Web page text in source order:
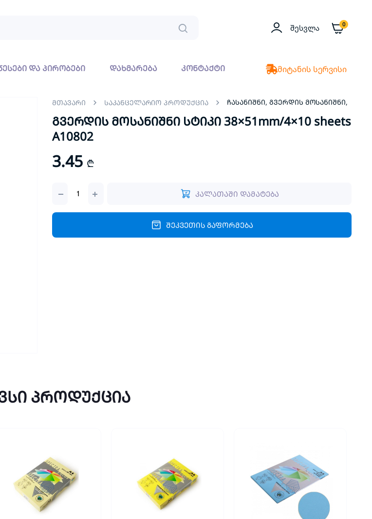
Შესვლა 0
და პირობები დახმარება კონტაქტი მიტანის სერვისი
მთავარი საკანცელარიო პროდუქცია ჩასანიშნი, გვერდის მოსანიშნი,
გვერდის მოსანიშნი სტიკი 38×51mm/4×10 sheets
A10802
3.45 ₾
მოსანიშნი
38×51mm/4×10
კალათაში დამატება
შეკვეთის გაფორმება
პროდუქცია